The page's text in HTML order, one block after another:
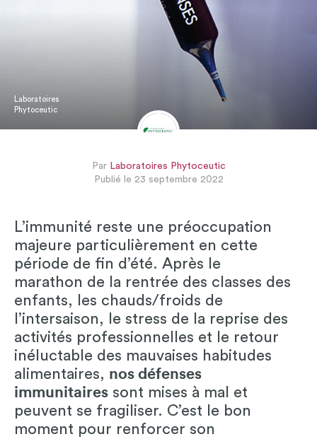
Laboratoires
Phytoceutic
Par Laboratoires Phytoceutic
Publié le 23 septembre 2022
L’immunité reste une préoccupation
majeure particulièrement en cette
période de fin d’été. Après le
marathon de la rentrée des classes des
enfants, les chauds/froids de
l’intersaison, le stress de la reprise des
activités professionnelles et le retour
inéluctable des mauvaises habitudes
alimentaires, nos défenses
immunitaires sont mises à mal et
peuvent se fragiliser. C’est le bon
moment pour renforcer son